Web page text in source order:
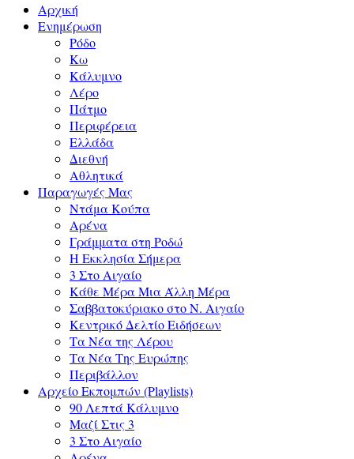
Αρχική
Ενημέρωση
Ρόδο
Κω
Κάλυμνο
Λέρο
Πάτμο
Περιφέρεια
Ελλάδα
Διεθνή
Αθλητικά
Παραγωγές Μας
Ντάμα Κούπα
Αρένα
Γράμματα στη Ροδώ
Η Εκκλησία Σήμερα
3 Στο Αιγαίο
Κάθε Μέρα Μια Άλλη Μέρα
Σαββατοκύριακο στο Ν. Αιγαίο
Κεντρικό Δελτίο Ειδήσεων
Τα Νέα της Λέρου
Τα Νέα Της Ευρώπης
Περιβάλλον
Αρχείο Εκπομπών (Playlists)
90 Λεπτά Κάλυμνο
Μαζί Στις 3
3 Στο Αιγαίο